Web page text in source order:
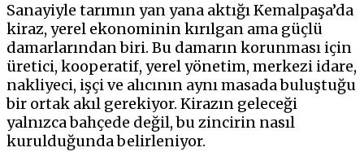
Sanayiyle tarımın yan yana aktığı Kemalpaşa’da
kiraz, yerel ekonominin kırılgan ama güçlü
damarlarından biri. Bu damarın korunması için
üretici, kooperatif, yerel yönetim, merkezi idare,
nakliyeci, işçi ve alıcının aynı masada buluştuğu
bir ortak akıl gerekiyor. Kirazın geleceği
yalnızca bahçede değil, bu zincirin nasıl
kurulduğunda belirleniyor.